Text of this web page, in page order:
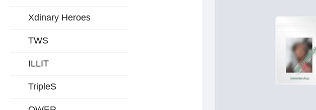
Xdinary Heroes
TWS
ILLIT
TripleS